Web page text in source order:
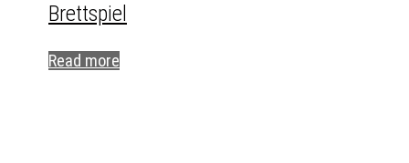
Brettspiel
Read more